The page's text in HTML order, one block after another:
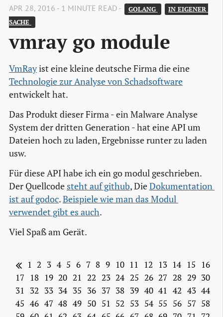
APR 28, 2016 - 1 MINUTE READ - GOLANG
IN EIGENER
SACHE
vmray go module
VmRayist eine kleine deutsche Firma die eine
Technologie zur Analyse von Schadsoftware
entwickelt hat.
Das Produkt dieser Firma - ein Malware Analyse
System der dritten Generation - hat eine API um
Dateien hoch zu laden, Ergebnisse runter zu laden
usw.
Für diese API habe ich ein go modul geschrieben.
Der Quellcode steht auf github, DieDokumentation
ist auf godoc.Beispiele wie man das Modul
verwendet gibt es auch.
Viel Spaß am Gerät.
1 2 3 4 5 6 7 8 9 10 11 12 13 14 15
16
17
18 19 20 21 22 23 24 25 26 27 28 29 30
31 32 33 34 35 36 37 38 39 40 41 42 43 44
45 46 47 48 49 50 51 52 53 54 55 56 57 58